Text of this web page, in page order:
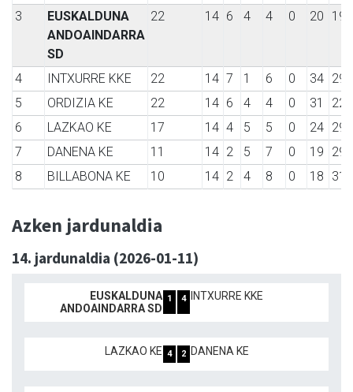
3
EUSKALDUNA
ANDOAINDARRA
SD
22 14 6 4 4 0 20 19
4 INTXURRE KKE 22 14 7 1 6 0 34 29
5
ORDIZIA KE 22 14 6 4 4 0 31
22
6
LAZKAO KE 17 14 4 5 5 0 24 29
7
DANENA KE 11 14 2 5 7 0 19
29
8
BILLABONA KE 10 14 2 4 8 0 18 31
Azken jardunaldia
14. jardunaldia (2026-01-11)
EUSKALDUNA
ANDOAINDARRA SD
1 4 INTXURRE KKE
LAZKAO KE 4 2 DANENA KE